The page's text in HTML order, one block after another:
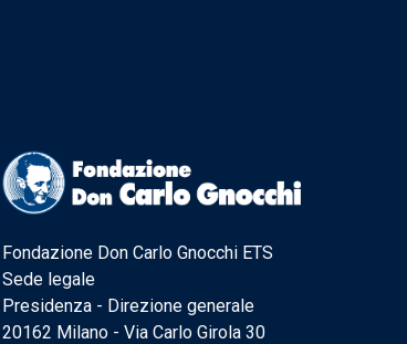
Fondazione Don Carlo Gnocchi ETS
Sede legale
Presidenza - Direzione generale
20162 Milano - Via Carlo Girola 30